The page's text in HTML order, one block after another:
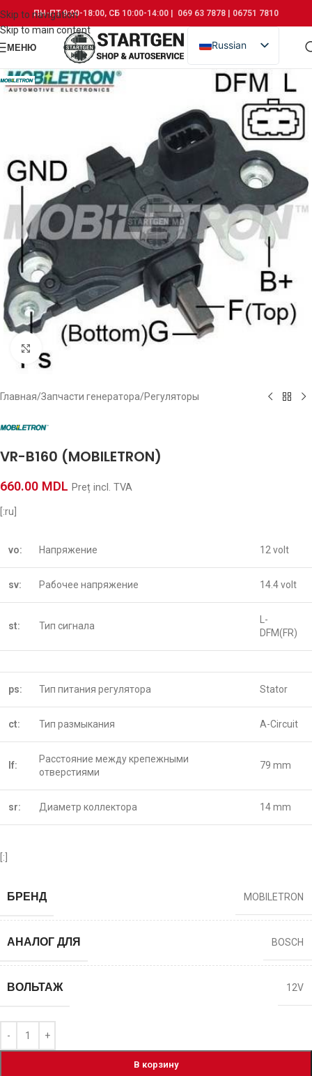
Skip to navigation
Skip to main content
ПН-ПТ 9:00-18:00, СБ 10:00-14:00 | 069 63 7878 | 06751 7810
МЕНЮ
Russian
Romanian
Click to enlarge
Главная/Запчасти генератора/Регуляторы
VR-B160 (MOBILETRON)
660.00 MDL Preț incl. TVA
[:ru]
vo: Напряжение 12 volt
sv: Рабочее напряжение 14.4volt
st: Тип сигнала
L-
DFM(FR)
ps: Тип питания регулятора Stator
ct: Тип размыкания A-Circuit
lf:
Расстояние между крепежными
отверстиями
79 mm
sr: Диаметр коллектора 14 mm
[:]
БРЕНД MOBILETRON
АНАЛОГ ДЛЯ BOSCH
ВОЛЬТАЖ 12V
В корзину